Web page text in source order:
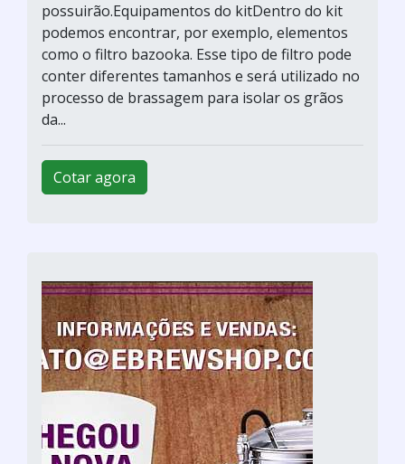
possuirão.Equipamentos do kitDentro do kit
podemos encontrar, por exemplo, elementos
como o filtro bazooka. Esse tipo de filtro pode
conter diferentes tamanhos e será utilizado no
processo de brassagem para isolar os grãos
da...
Cotar agora